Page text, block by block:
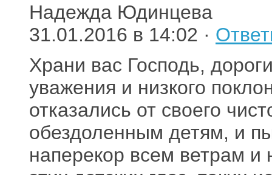
Надежда Юдинцева
31.01.2016 в 14:02 ·
Храни вас Господь,
уважения и низкого
отказались от своего
обездоленным детям, и
наперекор всем ветрам и